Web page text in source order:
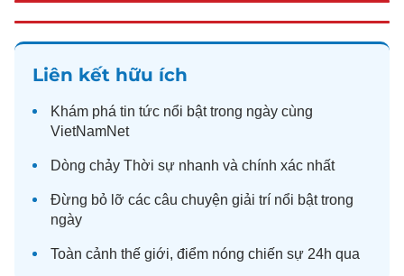
Liên kết hữu ích
Khám phá tin tức nổi bật trong ngày cùng
VietNamNet
Dòng chảy Thời sự nhanh và chính xác nhất
Đừng bỏ lỡ các câu chuyện giải trí nổi bật trong
ngày
Toàn cảnh thế giới, điểm nóng chiến sự 24h qua